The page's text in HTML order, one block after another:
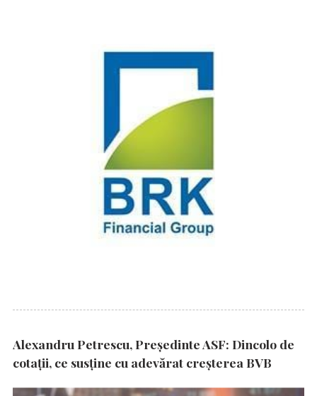
Alexandru Petrescu, Președinte ASF: Dincolo de
cotații, ce susține cu adevărat creșterea BVB